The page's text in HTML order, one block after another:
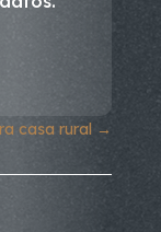
casa rural →